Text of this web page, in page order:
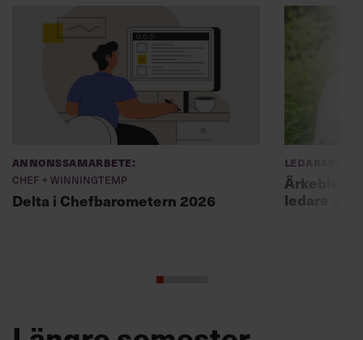
Annonssamarbete:
Chef + Winningtemp
Delta i Chefbarometern 2026
Ledarskap
ledare att